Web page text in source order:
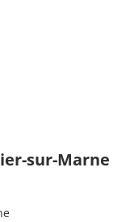
sur-Marne